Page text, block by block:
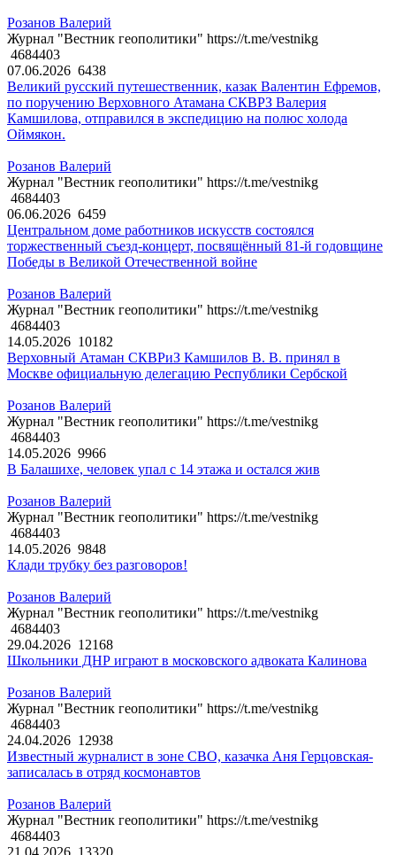
Розанов Валерий
Журнал "Вестник геополитики" https://t.me/vestnikg
4684403
07.06.2026 6438
Великий русский путешественник, казак Валентин Ефремов,
по поручению Верховного Атамана СКВРЗ Валерия
Камшилова, отправился в экспедицию на полюс холода
Оймякон.
Розанов Валерий
Журнал "Вестник геополитики" https://t.me/vestnikg
4684403
06.06.2026 6459
Центральном доме работников искусств состоялся
торжественный съезд-концерт, посвящённый 81-й годовщине
Победы в Великой Отечественной войне
Розанов Валерий
Журнал "Вестник геополитики" https://t.me/vestnikg
4684403
14.05.2026 10182
Верховный Атаман СКВРиЗ Камшилов В. В. принял в
Москве официальную делегацию Республики Сербской
Розанов Валерий
Журнал "Вестник геополитики" https://t.me/vestnikg
4684403
14.05.2026 9966
В Балашихе, человек упал с 14 этажа и остался жив
Розанов Валерий
Журнал "Вестник геополитики" https://t.me/vestnikg
4684403
14.05.2026 9848
Клади трубку без разговоров!
Розанов Валерий
Журнал "Вестник геополитики" https://t.me/vestnikg
4684403
29.04.2026 12168
Школьники ДНР играют в московского адвоката Калинова
Розанов Валерий
Журнал "Вестник геополитики" https://t.me/vestnikg
4684403
24.04.2026 12938
Известный журналист в зоне СВО, казачка Аня Герцовская-
записалась в отряд космонавтов
Розанов Валерий
Журнал "Вестник геополитики" https://t.me/vestnikg
4684403